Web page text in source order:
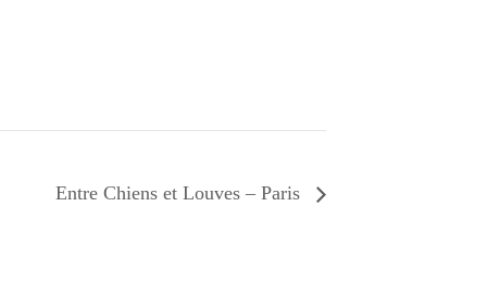
Entre Chiens et Louves – Paris